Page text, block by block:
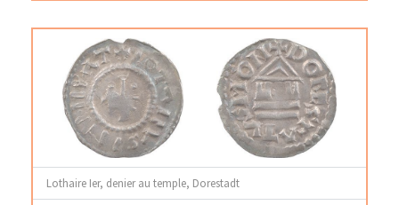
Lothaire Ier, denier au temple, Dorestadt